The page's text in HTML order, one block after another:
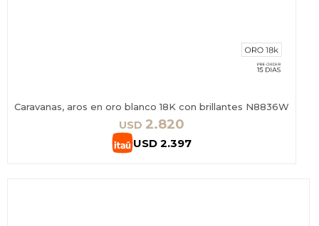
Caravanas, aros en oro blanco 18K con brillantes N8836W
USD 2.820
USD 2.397